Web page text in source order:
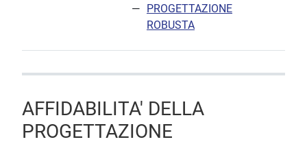
PROGETTAZIONE
ROBUSTA
AFFIDABILITA' DELLA
PROGETTAZIONE